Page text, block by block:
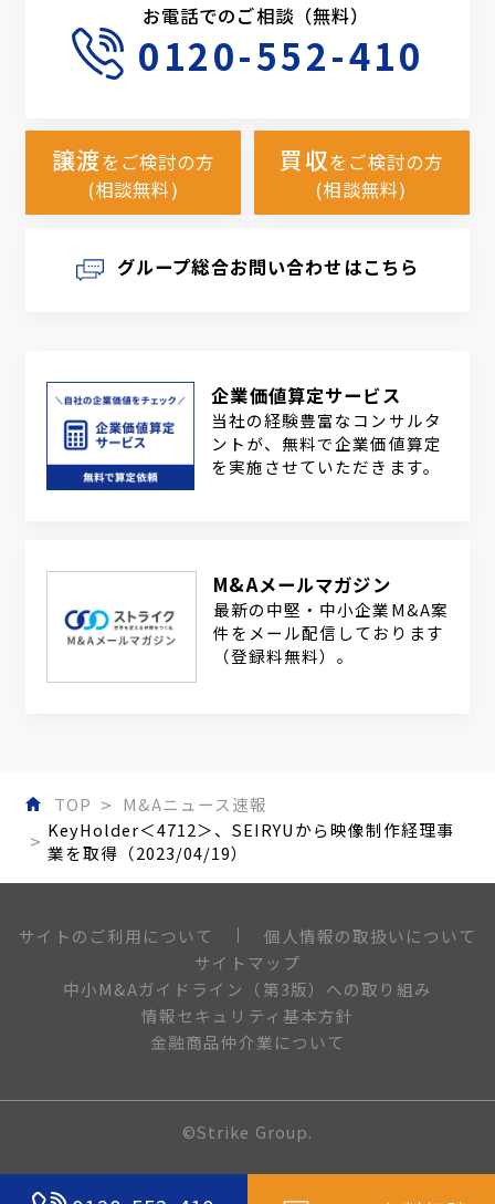
お電話でのご相談（無料）
0120-552-410
譲渡をご検討の方
(相談無料)
買収をご検討の方
(相談無料)
グループ総合お問い合わせはこちら
企業価値算定サービス
当社の経験豊富なコンサルタ
ントが、無料で企業価値算定
を実施させていただきます。
M&Aメールマガジン
最新の中堅・中小企業M&A案
件をメール配信しております
（登録料無料）。
TOP
M&Aニュース速報
KeyHolder＜4712＞、SEIRYUから映像制作経理事
業を取得（2023/04/19）
サイトのご利用について
個人情報の取扱いについて
サイトマップ
中小M&Aガイドライン（第3版）への取り組み
情報セキュリティ基本方針
金融商品仲介業について
©Strike Group.